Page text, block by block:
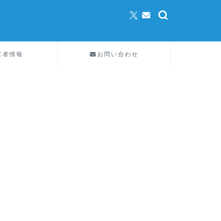
者情報 お問い合わせ